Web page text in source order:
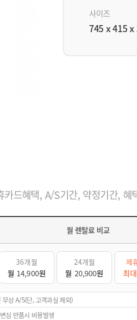
사이즈
745 x 415
카드혜택, A/S기간, 약정기간, 혜
월 렌탈료 비교
36개월
월 14,900원
24개월
월 20,900원
제
최
무상 A/S(단, 고객과실 제외)
심 반품시 비용발생